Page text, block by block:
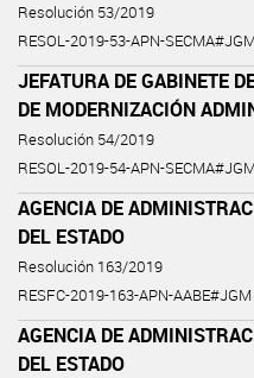
Resolución 53/2019
RESOL-2019-53-APN-SECMA#JGM
JEFATURA DE GABINETE
DE MODERNIZACIÓN
Resolución 54/2019
RESOL-2019-54-APN-SECMA#JGM
AGENCIA DE
DEL ESTADO
Resolución 163/2019
RESFC-2019-163-APN-AABE#JGM
AGENCIA DE
DEL ESTADO